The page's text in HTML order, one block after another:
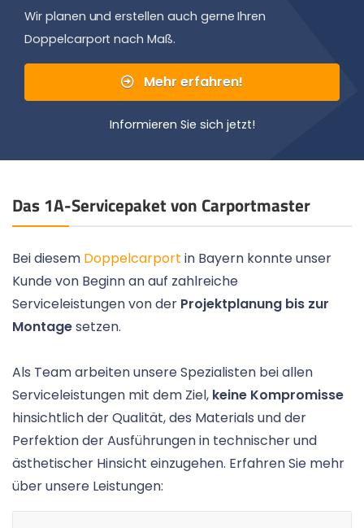
Wir planen und erstellen auch gerne Ihren
Doppelcarport nach Maß.
Mehr erfahren!
Informieren Sie sich jetzt!
Das 1A-Servicepaket von Carportmaster
Bei diesem Doppelcarport in Bayern konnte unser
Kunde von Beginn an auf zahlreiche
Serviceleistungen von der Projektplanung bis zur
Montagesetzen.
Als Team arbeiten unsere Spezialisten bei allen
Serviceleistungen mit dem Ziel, keine Kompromisse
hinsichtlich der Qualität, des Materials und der
Perfektion der Ausführungen in technischer und
ästhetischer Hinsicht einzugehen. Erfahren Sie mehr
über unsere Leistungen: